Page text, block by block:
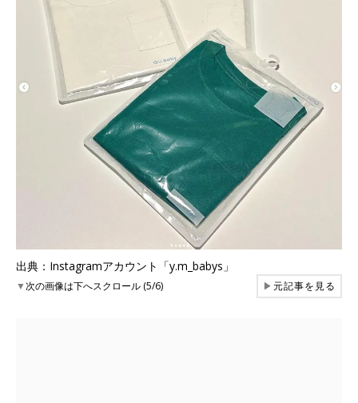
出典：Instagramアカウント「y.m_babys」
▼次の画像は下へスクロール (5/6) ▶元記事を見る